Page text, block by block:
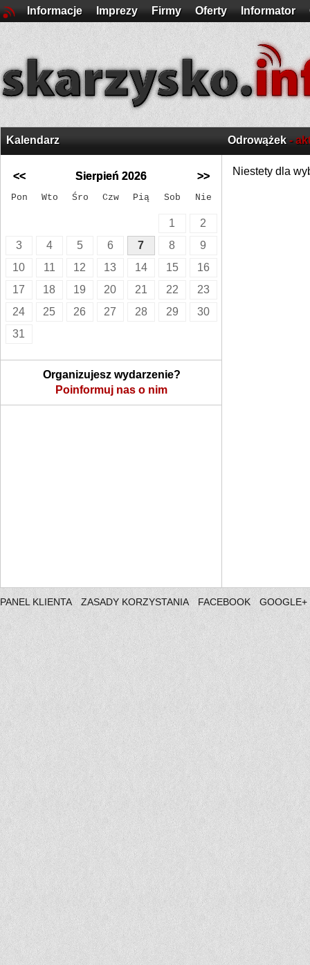
Informacje Imprezy Firmy Oferty Informator
Kalendarz
<< Sierpień 2026 >>
Pon Wto Śro Czw Pią Sob Nie
1
2
3
4 5 6 7 8
9
10
11 12 13 14 15
16
17
18 19 20 21 22
23
24
25 26 27 28 29
30
31
Organizujesz wydarzenie?
Poinformuj nas o nim
Odrowążek -
Niestety dla
PANEL KLIENTA ZASADY KORZYSTANIA FACEBOOK GOOGLE+